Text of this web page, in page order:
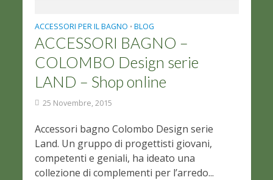
ACCESSORI PER IL BAGNO • BLOG
ACCESSORI BAGNO –
COLOMBO Design serie
LAND – Shop online
25 Novembre, 2015
Accessori bagno Colombo Design serie
Land. Un gruppo di progettisti giovani,
competenti e geniali, ha ideato una
collezione di complementi per l’arredo...